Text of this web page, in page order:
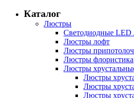
Каталог
Люстры
Светодиодные LED
Люстры лофт
Люстры
Люстры флористика
Люстры
Люстры
Люстры
Люстры